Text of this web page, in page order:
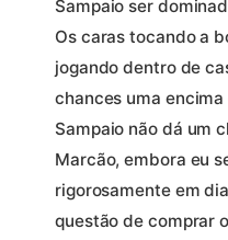
Sampaio ser
Os caras tocando a
jogando dentro de
chances uma
Sampaio não dá um
Marcão, embora eu
rigorosamente em
questão de comprar